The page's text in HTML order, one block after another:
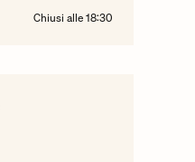
Chiusi alle 18:30